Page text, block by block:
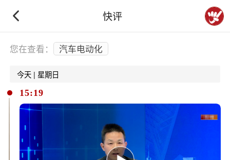
快评
下拉刷新
您在查看： 汽车电动化
今天 | 星期日
15:19